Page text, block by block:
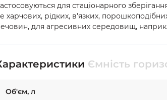
для стаціонарного
харчових, рідких, в'язких,
для агресивних середовищ,
Ємність
Об'єм, л